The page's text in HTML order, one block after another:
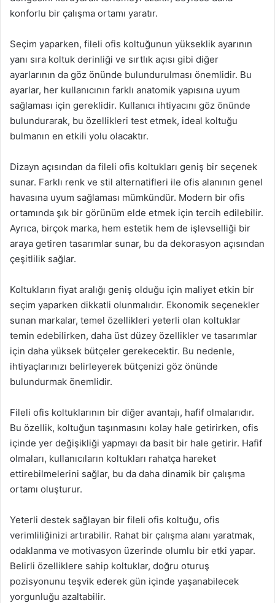
konforlu bir çalışma ortamı yaratır.
Seçim yaparken, fileli ofis koltuğunun yükseklik ayarının
yanı sıra koltuk derinliği ve sırtlık açısı gibi diğer
ayarlarının da göz önünde bulundurulması önemlidir. Bu
ayarlar, her kullanıcının farklı anatomik yapısına uyum
sağlaması için gereklidir. Kullanıcı ihtiyacını göz önünde
bulundurarak, bu özellikleri test etmek, ideal koltuğu
bulmanın en etkili yolu olacaktır.
Dizayn açısından da fileli ofis koltukları geniş bir seçenek
sunar. Farklı renk ve stil alternatifleri ile ofis alanının genel
havasına uyum sağlaması mümkündür. Modern bir ofis
ortamında şık bir görünüm elde etmek için tercih edilebilir.
Ayrıca, birçok marka, hem estetik hem de işlevselliği bir
araya getiren tasarımlar sunar, bu da dekorasyon açısından
çeşitlilik sağlar.
Koltukların fiyat aralığı geniş olduğu için maliyet etkin bir
seçim yaparken dikkatli olunmalıdır. Ekonomik seçenekler
sunan markalar, temel özellikleri yeterli olan koltuklar
temin edebilirken, daha üst düzey özellikler ve tasarımlar
için daha yüksek bütçeler gerekecektir. Bu nedenle,
ihtiyaçlarınızı belirleyerek bütçenizi göz önünde
bulundurmak önemlidir.
Fileli ofis koltuklarının bir diğer avantajı, hafif olmalarıdır.
Bu özellik, koltuğun taşınmasını kolay hale getirirken, ofis
içinde yer değişikliği yapmayı da basit bir hale getirir. Hafif
olmaları, kullanıcıların koltukları rahatça hareket
ettirebilmelerini sağlar, bu da daha dinamik bir çalışma
ortamı oluşturur.
Yeterli destek sağlayan bir fileli ofis koltuğu, ofis
verimliliğinizi artırabilir. Rahat bir çalışma alanı yaratmak,
odaklanma ve motivasyon üzerinde olumlu bir etki yapar.
Belirli özelliklere sahip koltuklar, doğru oturuş
pozisyonunu teşvik ederek gün içinde yaşanabilecek
yorgunluğu azaltabilir.